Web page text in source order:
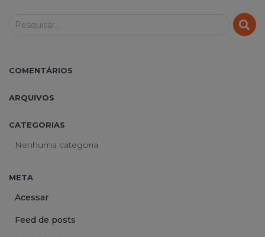
Pesquisar...
COMENTÁRIOS
ARQUIVOS
CATEGORIAS
Nenhuma categoria
META
Acessar
Feed de posts